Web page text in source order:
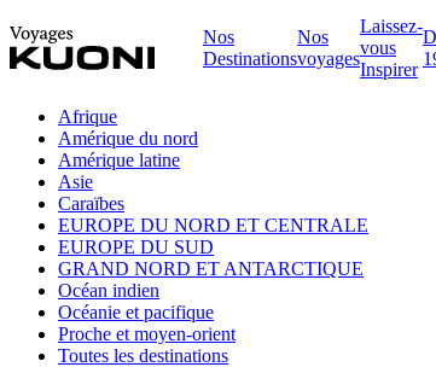
Nos
Destinations
Nos
voyages
Laissez-
vous
Inspirer
Afrique
Amérique du nord
Amérique latine
Asie
Caraïbes
EUROPE DU NORD ET CENTRALE
EUROPE DU SUD
GRAND NORD ET ANTARCTIQUE
Océan indien
Océanie et pacifique
Proche et moyen-orient
Toutes les destinations